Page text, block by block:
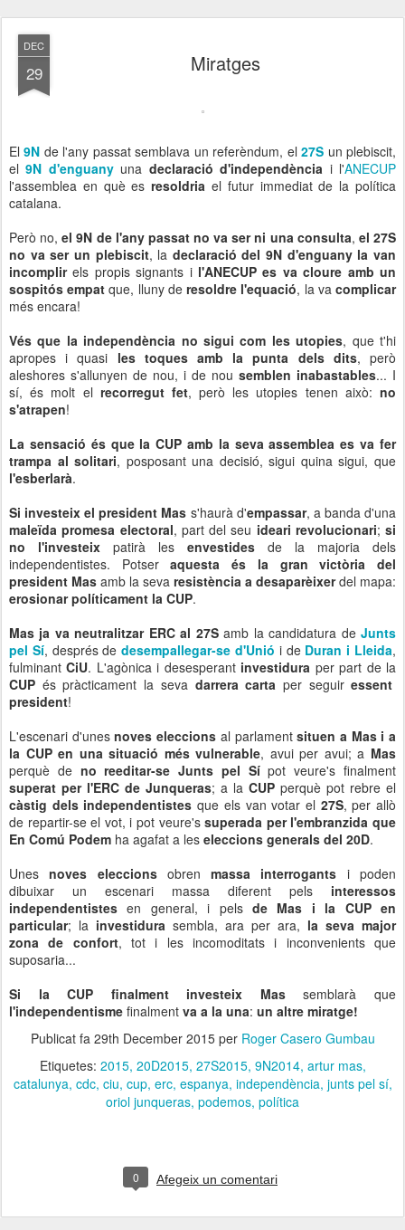
DEC
29 Miratges
El9N de l'any passat semblava un referèndum, el27S un plebiscit,
el9N d'enguanyuna declaració d'independència i l'ANECUP
l'assemblea en què esresoldria el futur immediat de la política
catalana.
Però no,el 9N de l'any passat no va ser ni una consulta, el 27S
no va ser un plebiscit, la declaració del 9N d'enguany la van
incomplirels propis signants il'ANECUP es va cloure amb un
sospitós empatque, lluny deresoldre l'equació, la vacomplicar
més encara!
Vés que la independència no sigui com les utopies, que t'hi
apropes i quasi les toques amb la punta dels dits, però
aleshores s'allunyen de nou, i de nou semblen inabastables... I
sí, és molt el recorregut fet, però les utopies tenen això:no
s'atrapen!
La sensació és que la CUP amb la seva assemblea es va fer
trampa al solitari, posposant una decisió, sigui quina sigui, que
l'esberlarà.
Si investeix el president Mas s'haurà d'empassar, a banda d'una
maleïda promesa electoral, part del seu ideari revolucionari; si
no l'investeix patirà les envestides de la majoria dels
independentistes. Potseraquesta és la gran victòria del
president Mas amb la seva resistència a desaparèixerdel mapa:
erosionar políticament la CUP.
Mas ja va neutralitzar ERC al 27Samb la candidatura deJunts
pel Sí, després dedesempallegar-se d'Unió i de Duran i Lleida,
fulminantCiU. L'agònica i desesperantinvestidura per part de la
CUP és pràcticament la sevadarrera carta per seguiressent
president!
L'escenari d'unesnoves eleccions al parlamentsituen a Mas i a
la CUP en una situació més vulnerable, avui per avui; a Mas
perquè de no reeditar-se Junts pel Sípot veure's finalment
superat per l'ERC de Junqueras; a la CUP perquè pot rebre el
càstig dels independentistes que els van votar el 27S, per allò
de repartir-se el vot, i pot veure'ssuperada per l'embranzida que
En Comú Podem ha agafat a les eleccions generals del 20D.
Unesnoves eleccionsobrenmassa interrogants i poden
dibuixar un escenari massa diferent pels interessos
independentistes en general, i pels de Mas i la CUP en
particular; la investidura sembla, ara per ara, la seva major
zona de confort, tot i les incomoditats i inconvenients que
suposaria...
Si la CUP finalment investeix Massemblarà que
l'independentisme finalment va a la una: un altre miratge!
Publicat fa 29th December 2015per Roger Casero Gumbau
Etiquetes: 2015 20D2015 27S2015 9N2014 artur mas
catalunya cdc ciu cup erc espanya independència junts pel sí
oriol junqueras podemos política
0 Afegeix un comentari